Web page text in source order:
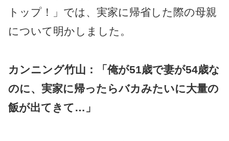
トップ！」では、実家に帰省した際の母親
について明かしました。
カンニング竹山：「俺が51歳で妻が54歳な
のに、実家に帰ったらバカみたいに大量の
飯が出てきて…」